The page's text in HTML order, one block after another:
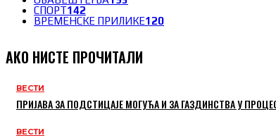
СПОРТ142
ВРЕМЕНСКЕ ПРИЛИКЕ120
АКО НИСТЕ ПРОЧИТАЛИ
ВЕСТИ
ПРИЈАВА ЗА ПОДСТИЦАЈЕ МОГУЋА И ЗА ГАЗДИНСТВА У
ВЕСТИ